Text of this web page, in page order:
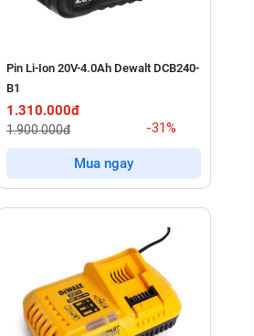
Pin Li-Ion 20V-4.0Ah Dewalt DCB240-
B1
1.310.000đ
1.900.000đ -31%
Mua ngay